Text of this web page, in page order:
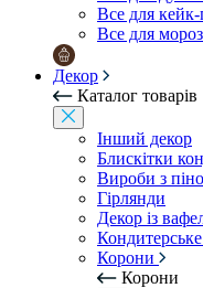
Все для кейк-
Все для
Декор
Каталог товарів
Інший декор
Блискітки
Вироби з
Гірлянди
Декор із
Корони
Корони